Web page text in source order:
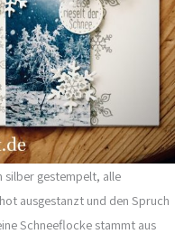
silber gestempelt, alle
ausgestanzt und den Spruch
Schneeflocke stammt aus